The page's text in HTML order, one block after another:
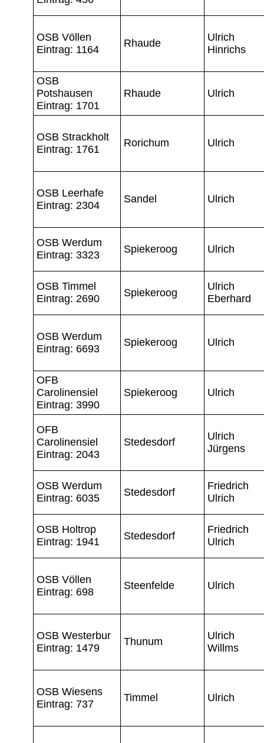
OSB Völlen
Eintrag: 1164
Rhaude
Ulrich
Hinrichs
OSB
Potshausen
Eintrag: 1701
Rhaude Ulrich
OSB Strackholt
Eintrag: 1761
Rorichum Ulrich
OSB Leerhafe
Eintrag: 2304
Sandel Ulrich
OSB Werdum
Eintrag: 3323
Spiekeroog Ulrich
OSB Timmel
Eintrag: 2690
Spiekeroog
Ulrich
Eberhard
OSB Werdum
Eintrag: 6693
Spiekeroog Ulrich
OFB
Carolinensiel
Eintrag: 3990
Spiekeroog Ulrich
OFB
Carolinensiel
Eintrag: 2043
Stedesdorf
Ulrich
Jürgens
OSB Werdum
Eintrag: 6035
Stedesdorf
Friedrich
Ulrich
OSB Holtrop
Eintrag: 1941
Stedesdorf
Friedrich
Ulrich
OSB Völlen
Eintrag: 698
Steenfelde Ulrich
OSB Westerbur
Eintrag: 1479
Thunum
Ulrich
Willms
OSB Wiesens
Eintrag: 737
Timmel Ulrich